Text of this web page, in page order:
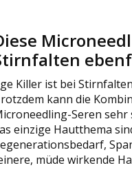
Killer ist bei
kann die
Seren
einzige Hautthema
müde wirkende